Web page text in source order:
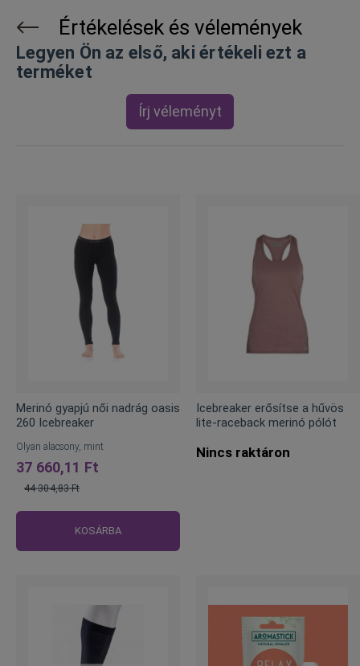
Értékelések és vélemények
Legyen Ön az első, aki értékeli ezt a
terméket
Írj véleményt
Merinó gyapjú női nadrág oasis
260 Icebreaker
Olyan alacsony, mint
37 660,11 Ft
44 304,83 Ft
KOSÁRBA
Icebreaker erősítse a hűvös
lite-raceback merinó pólót
Nincs raktáron